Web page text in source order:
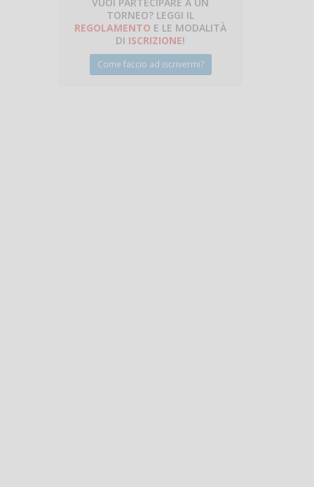
TORNEO? LEGGI IL
REGOLAMENTO E LE MODALITÀ
DI ISCRIZIONE!
Come faccio ad iscrivermi?